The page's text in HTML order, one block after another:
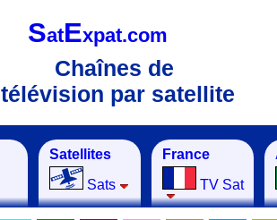
SatExpat.com
Chaînes de
télévision par satellite
Satellites
Sats
France
TV Sat